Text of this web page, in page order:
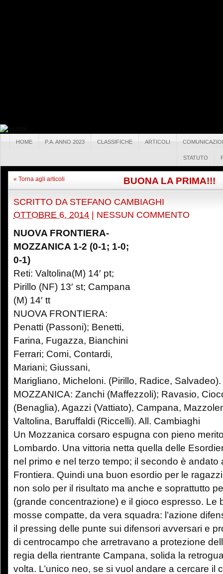
HOME P.A. ANNO 2023 CLASSIFICHE ARTICOLI
STATUTO
« Torna agli articoli BUONA LA PRIMA!!!
SCRITTO DA STEFANO CAMBIAGHI
OTTOBRE 6, 2014
NESSUN COMMENTO
NUOVA FRONTIERA-
MOZZANICA 1-2 (0-1; 1-0;
0-1)
Reti: Valtolina(M) 14′ pt;
Pirillo (NF) 13′ st; Campana
(M) 14′ tt
NUOVA FRONTIERA:
Penatti (Passoni); Benetti,
Farina, Fugazza, Bianchini
Ferrari; Comi, Contardi,
Mariani; Giussani,
Marigliano, Micheloni. (Pirillo, Radice, Salvadeo).
MOZZANICA: Zanchi (Maffezzoli); Ravasio,
(Benaglia), Agazzi (Vattiato), Campana,
Valtolina, Baruffaldi (Riccelli). All. Cambiaghi
Un Mozzanica corsaro espugna con pieno
Lombardo. Una vittoria netta quella delle
nel primo e nel terzo tempo; il secondo è
Frontiera. Quindi una buon esordio per le
non solo per il risultato ma anche e soprattutto
(grande concentrazione) e il gioco espresso. Le
mosse compatte, da vera squadra: l’azione
il pressing delle punte sui difensori avversari e
di centrocampo che arretravano a protezione
regia della rientrante Campana, solida la
volta. L’unico neo, se si vuol andare a cercare il